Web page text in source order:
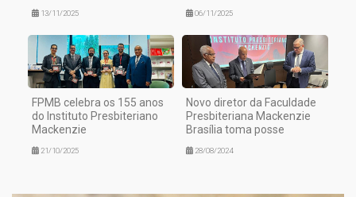
13/11/2025 06/11/2025
FPMB celebra os 155 anos
do Instituto Presbiteriano
Mackenzie
21/10/2025
Novo diretor da Faculdade
Presbiteriana Mackenzie
Brasília toma posse
28/08/2024